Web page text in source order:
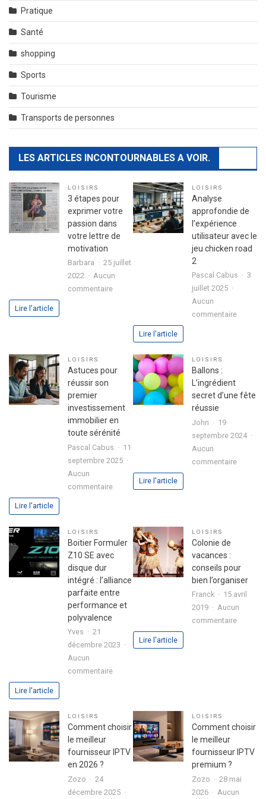
Pratique
Santé
shopping
Sports
Tourisme
Transports de personnes
LES ARTICLES INCONTOURNABLES A VOIR.
LOISIRS
3 étapes pour
exprimer votre
passion dans
votre lettre de
motivation
Barbara
25 juillet
2022
Aucun
commentairesur
exprimer
passion
lettre
de
motivation
Lire l'article
LOISIRS
Analyse
approfondie de
l’expérience
utilisateur avec le
jeu chicken road
2
Pascal Cabus
3
juillet 2025
Aucun
commentairesur
avec
chicken
Lire l'article
LOISIRS
Astuces pour
réussir son
premier
investissement
immobilier en
toute sérénité
Pascal Cabus
11
septembre 2025
Aucun
commentairesur
réussir
son
premier
investissement
immobilier
en
toute
Lire l'article
LOISIRS
Ballons :
L’ingrédient
secret d’une fête
réussie
John
19
septembre 2024
Aucun
commentairesur
Lire l'article
LOISIRS
Boitier Formuler
Z10 SE avec
disque dur
intégré : l’alliance
parfaite entre
performance et
polyvalence
Yves
21
décembre 2023
Aucun
commentairesur
SE
disque
:
Lire l'article
LOISIRS
Colonie de
vacances :
conseils pour
bien l’organiser
Franck
15 avril
2019
Aucun
commentairesur
Lire l'article
LOISIRS
Comment choisir
le meilleur
fournisseur IPTV
en 2026 ?
Zozo
24
décembre 2025
LOISIRS
Comment choisir
le meilleur
fournisseur IPTV
premium ?
Zozo
28 mai
2026
Aucun